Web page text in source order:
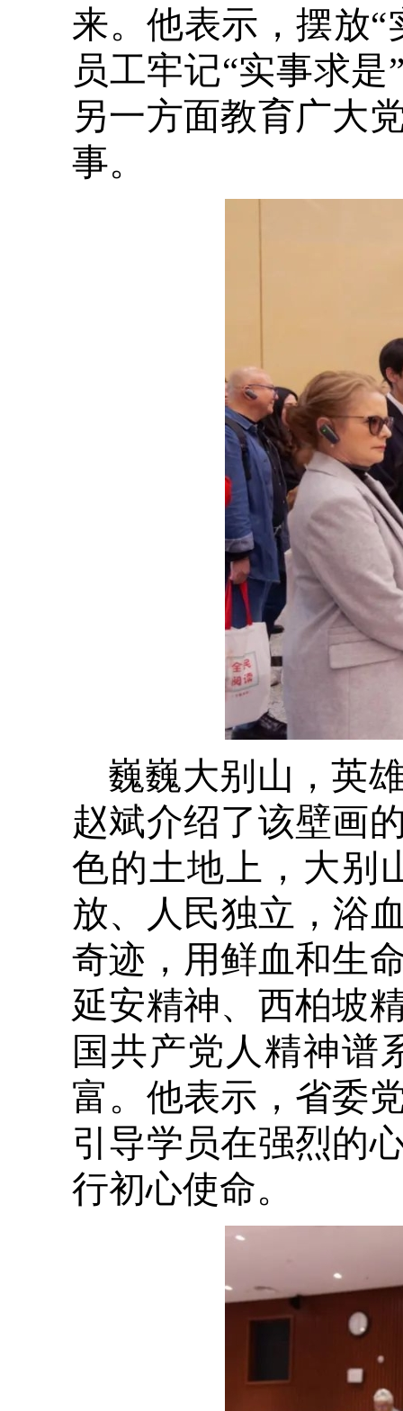
来。他表示，摆放
员工牢记“实事求
另一方面教育广大
事。
巍巍大别山，英
赵斌介绍了该壁画
色的土地上，大别
放、人民独立，浴
奇迹，用鲜血和生
延安精神、西柏坡
国共产党人精神谱
富。他表示，省委
引导学员在强烈的
行初心使命。